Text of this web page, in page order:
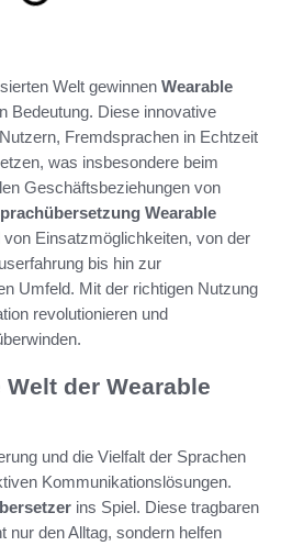
Welt gewinnen Wearable
Bedeutung. Diese innovative
Fremdsprachen in Echtzeit
was insbesondere beim
Geschäftsbeziehungen von
Wearable
Einsatzmöglichkeiten, von der
bis hin zur
Umfeld. Mit der richtigen Nutzung
revolutionieren und
der Wearable
und die Vielfalt der Sprachen
Kommunikationslösungen.
ins Spiel. Diese tragbaren
nur den Alltag, sondern helfen